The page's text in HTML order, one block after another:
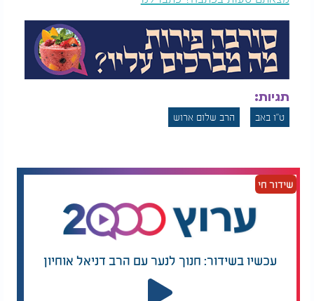
תגיות:
ט"ו באב הרב שלום ארוש
שידור חי
עכשיו בשידור: חנוך לנער עם הרב דניאל אוחיון